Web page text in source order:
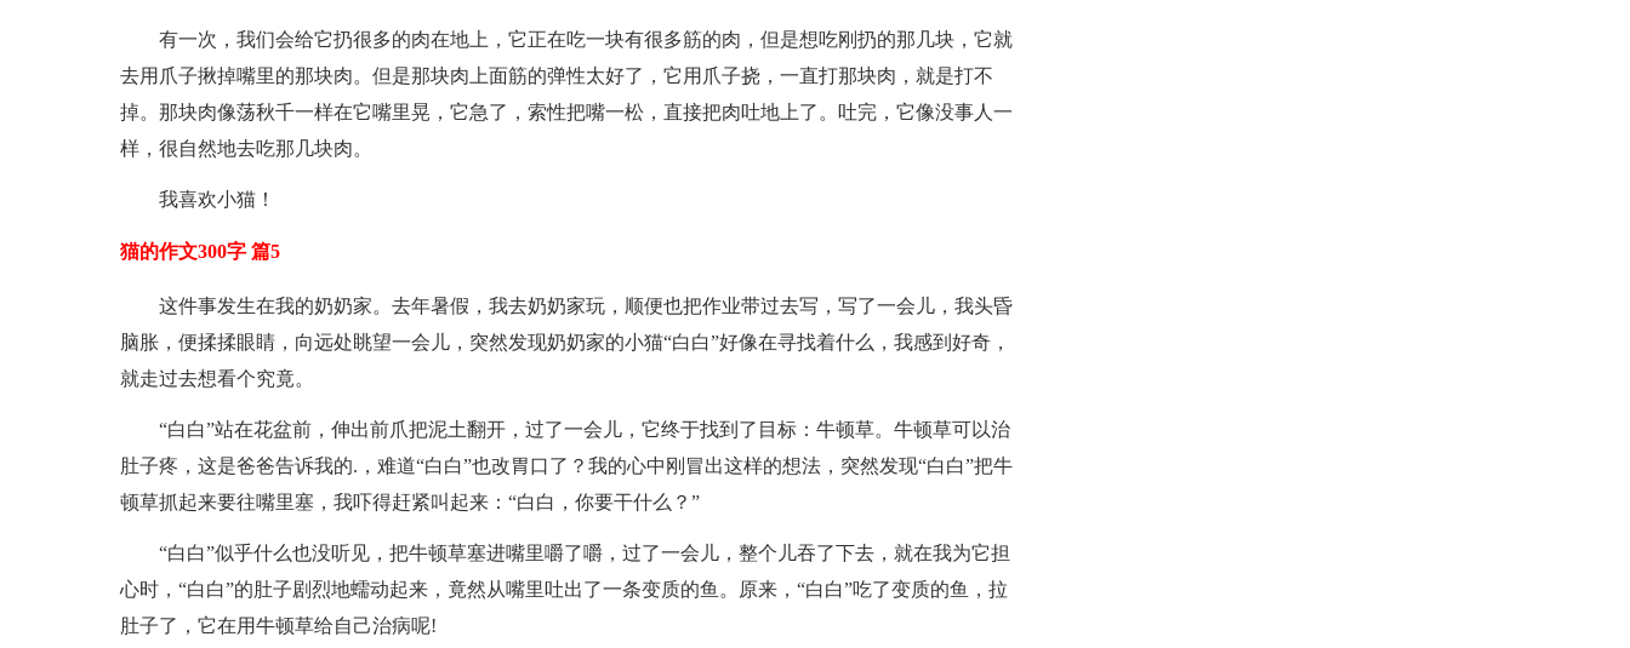
有一次，我们会给它扔很多的肉在地上，它正在吃一块有很多筋的肉，但是想吃刚扔的那几块，它就
去用爪子揪掉嘴里的那块肉。但是那块肉上面筋的弹性太好了，它用爪子挠，一直打那块肉，就是打不
掉。那块肉像荡秋千一样在它嘴里晃，它急了，索性把嘴一松，直接把肉吐地上了。吐完，它像没事人一
样，很自然地去吃那几块肉。
我喜欢小猫！
猫的作文300字 篇5
这件事发生在我的奶奶家。去年暑假，我去奶奶家玩，顺便也把作业带过去写，写了一会儿，我头昏
脑胀，便揉揉眼睛，向远处眺望一会儿，突然发现奶奶家的小猫“白白”好像在寻找着什么，我感到好奇，
就走过去想看个究竟。
“白白”站在花盆前，伸出前爪把泥土翻开，过了一会儿，它终于找到了目标：牛顿草。牛顿草可以治
肚子疼，这是爸爸告诉我的.，难道“白白”也改胃口了？我的心中刚冒出这样的想法，突然发现“白白”把牛
顿草抓起来要往嘴里塞，我吓得赶紧叫起来：“白白，你要干什么？”
“白白”似乎什么也没听见，把牛顿草塞进嘴里嚼了嚼，过了一会儿，整个儿吞了下去，就在我为它担
心时，“白白”的肚子剧烈地蠕动起来，竟然从嘴里吐出了一条变质的鱼。原来，“白白”吃了变质的鱼，拉
肚子了，它在用牛顿草给自己治病呢!